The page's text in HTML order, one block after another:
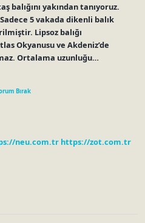
balığını yakından tanıyoruz.
5 vakada dikenli balık
Lipsoz balığı
Okyanusu ve Akdeniz’de
Ortalama uzunluğu…
Bırak
neu.com.tr https://zot.com.tr